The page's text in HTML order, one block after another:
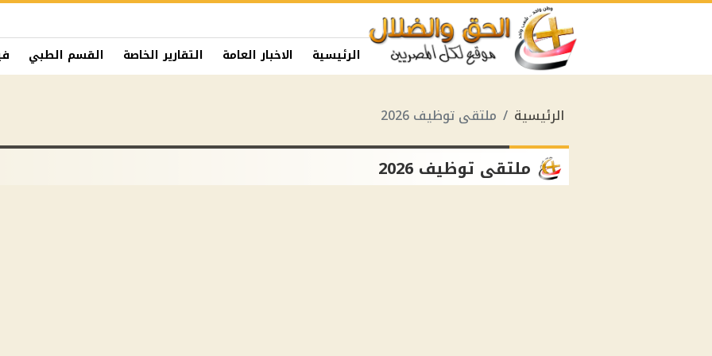
الرئيسية الاخبار العامة التقارير الخاصة القسم الطبي
الرئيسية ملتقى توظيف 2026
ملتقى توظيف 2026